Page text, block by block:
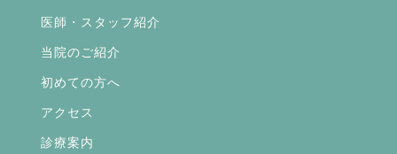
医師・スタッフ紹介
当院のご紹介
初めての方へ
アクセス
診療案内